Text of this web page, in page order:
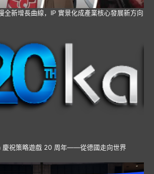
全新增長曲線，IP 實景化成產業核心發展新方向
慶祝策略遊戲 20 周年——從德國走向世界